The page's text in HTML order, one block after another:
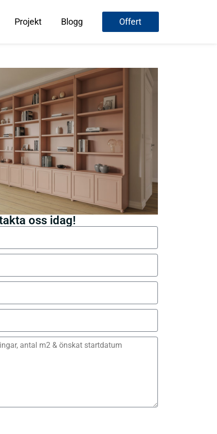
Projekt Blogg Offert
oss idag!